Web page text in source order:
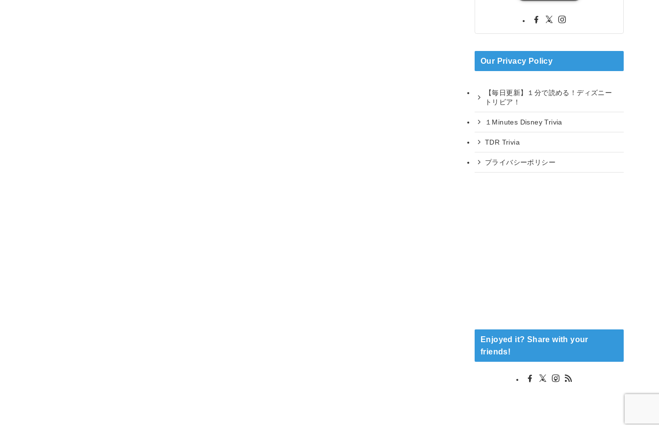
Our Privacy Policy
【毎日更新】１分で読める！ディズニー
トリビア！
１Minutes Disney Trivia
TDR Trivia
プライバシーポリシー
Enjoyed it? Share with your
friends!